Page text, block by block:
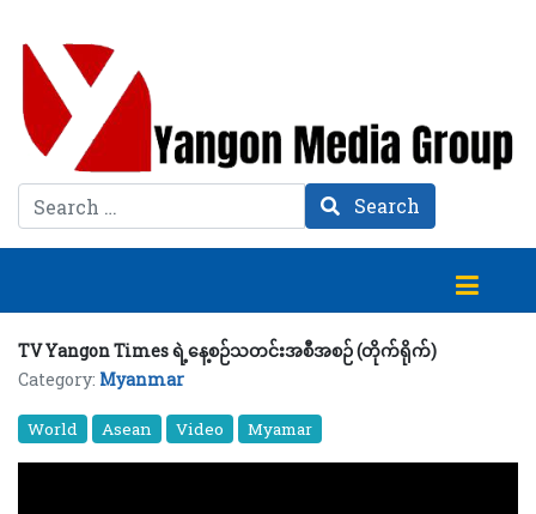
Search Search
TV Yangon Times ရဲ့နေ့စဉ်သတင်းအစီအစဉ် (တိုက်ရိုက်)
Category: Myanmar
World Asean Video Myamar